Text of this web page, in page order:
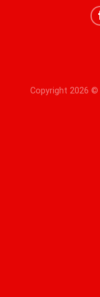
Copyright 2026 ©